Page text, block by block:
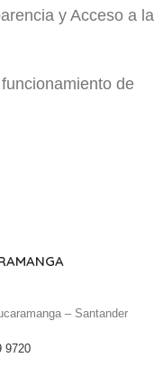
y Acceso a la
de
– Santander
9720